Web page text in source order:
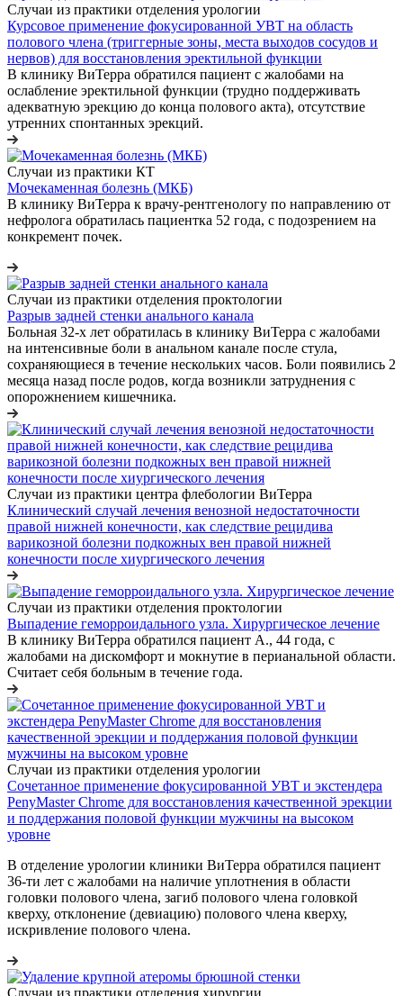
Случаи из практики отделения урологии
Курсовое применение фокусированной УВТ на область
полового члена (триггерные зоны, места выходов сосудов и
нервов) для восстановления эректильной функции
В клинику ВиТерра обратился пациент с жалобами на
ослабление эректильной функции (трудно поддерживать
адекватную эрекцию до конца полового акта), отсутствие
утренних спонтанных эрекций.
Случаи из практики КТ
Мочекаменная болезнь (МКБ)
В клинику ВиТерра к врачу-рентгенологу по направлению от
нефролога обратилась пациентка 52 года, с подозрением на
конкремент почек.
Случаи из практики отделения проктологии
Разрыв задней стенки анального канала
Больная 32-х лет обратилась в клинику ВиТерра с жалобами
на интенсивные боли в анальном канале после стула,
сохраняющиеся в течение нескольких часов. Боли появились 2
месяца назад после родов, когда возникли затруднения с
опорожнением кишечника.
Случаи из практики центра флебологии ВиТерра
Клинический случай лечения венозной недостаточности
правой нижней конечности, как следствие рецидива
варикозной болезни подкожных вен правой нижней
конечности после хиургического лечения
Случаи из практики отделения проктологии
Выпадение геморроидального узла. Хирургическое лечение
В клинику ВиТерра обратился пациент А., 44 года, с
жалобами на дискомфорт и мокнутие в перианальной области.
Считает себя больным в течение года.
Случаи из практики отделения урологии
Сочетанное применение фокусированной УВТ и экстендера
PenyMaster Chrome для восстановления качественной эрекции
и поддержания половой функции мужчины на высоком
уровне
В отделение урологии клиники ВиТерра обратился пациент
36-ти лет с жалобами на наличие уплотнения в области
головки полового члена, загиб полового члена головкой
кверху, отклонение (девиацию) полового члена кверху,
искривление полового члена.
Случаи из практики отделения хирургии